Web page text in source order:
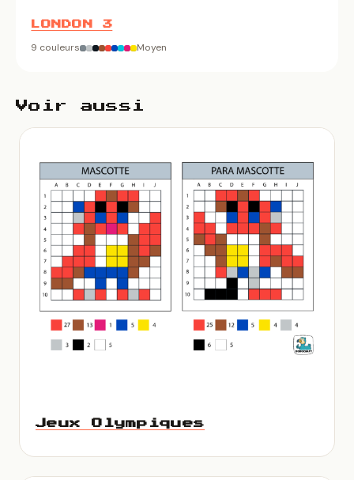
LONDON 3
9 couleurs Moyen
Voir aussi
Jeux Olympiques